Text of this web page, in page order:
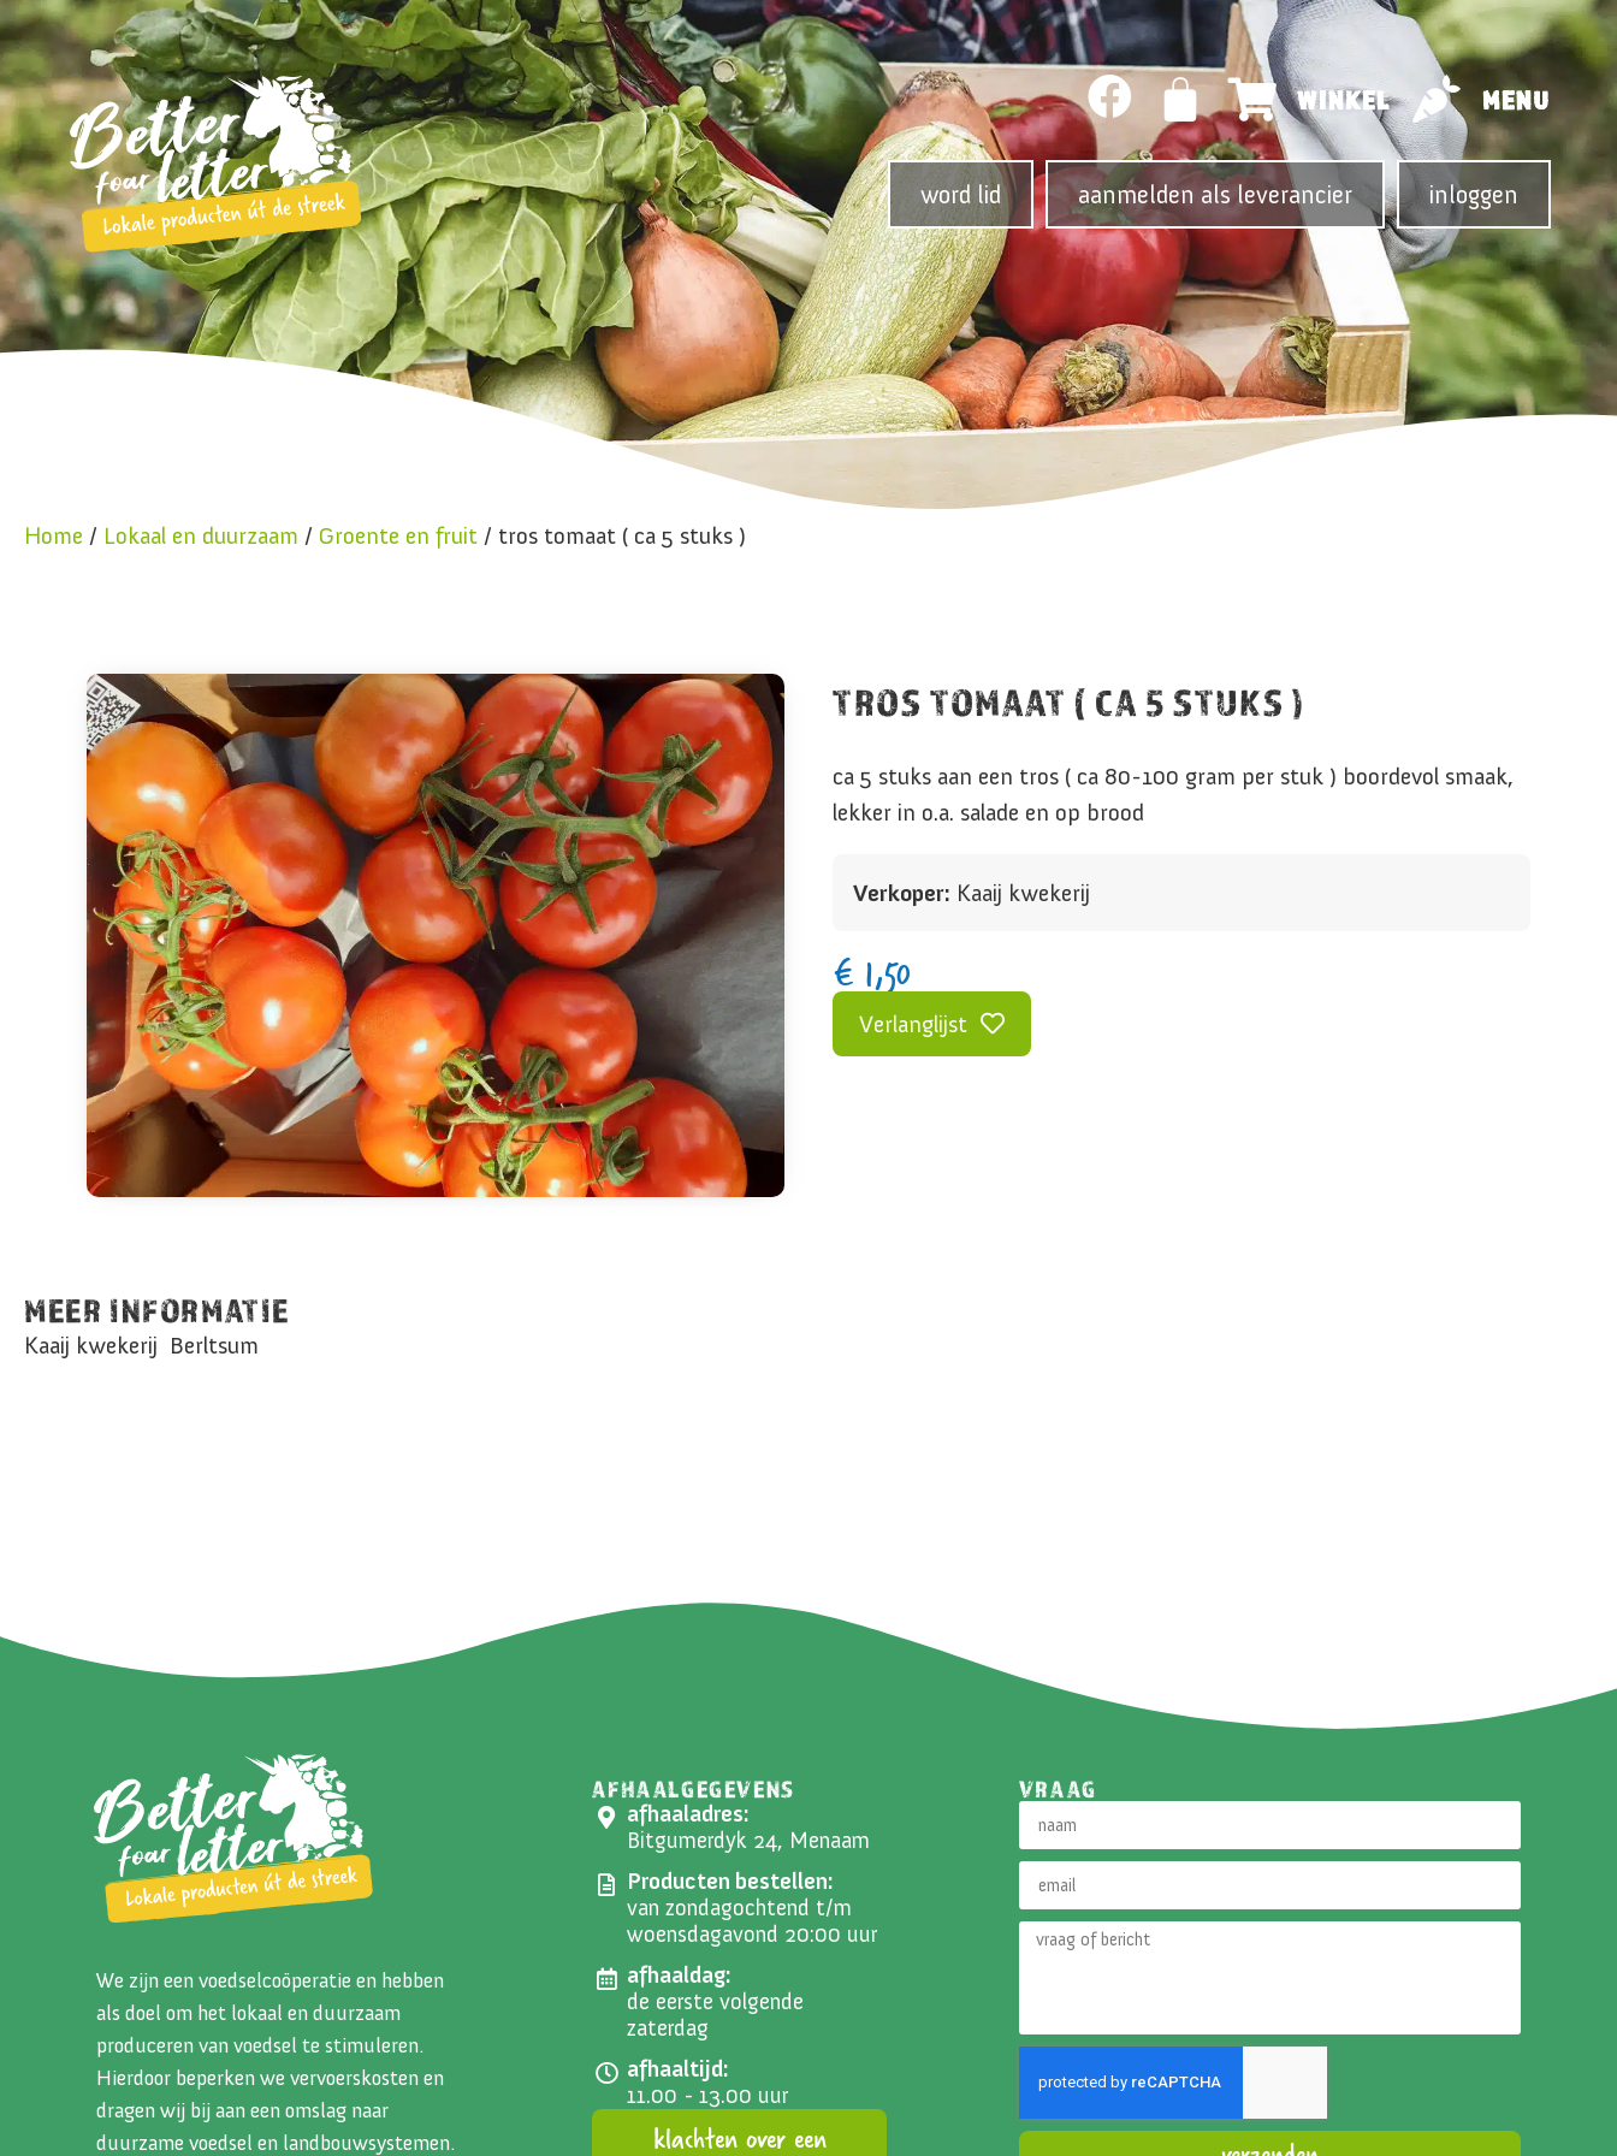
WINKEL MENU
word lid aanmelden als leverancier inloggen
Home / Lokaal en duurzaam / Groente en fruit / tros tomaat ( ca 5 stuks )
TROS TOMAAT ( CA 5 STUKS )
ca 5 stuks aan een tros ( ca 80-100 gram per stuk ) boordevol smaak,
lekker in o.a. salade en op brood
Verkoper: Kaaij kwekerij
€ 1,50
Verlanglijst
MEER INFORMATIE
Kaaij kwekerij Berltsum
We zijn een voedselcoöperatie en hebben
als doel om het lokaal en duurzaam
produceren van voedsel te stimuleren.
Hierdoor beperken we vervoerskosten en
dragen wij bij aan een omslag naar
duurzame voedsel en landbouwsystemen.
AFHAALGEGEVENS
afhaaladres:
Bitgumerdyk 24, Menaam
Producten bestellen:
van zondagochtend t/m
woensdagavond 20:00 uur
afhaaldag:
de eerste volgende
zaterdag
afhaaltijd:
11.00 - 13.00 uur
klachten over een
VRAAG